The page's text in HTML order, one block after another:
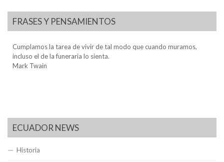
FRASES Y PENSAMIENTOS
Cumplamos la tarea de vivir de tal modo que cuando muramos,
incluso el de la funeraria lo sienta.
Mark Twain
ECUADOR NEWS
Historia